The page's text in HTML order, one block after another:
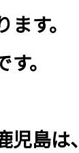
す。
す。
児島は、